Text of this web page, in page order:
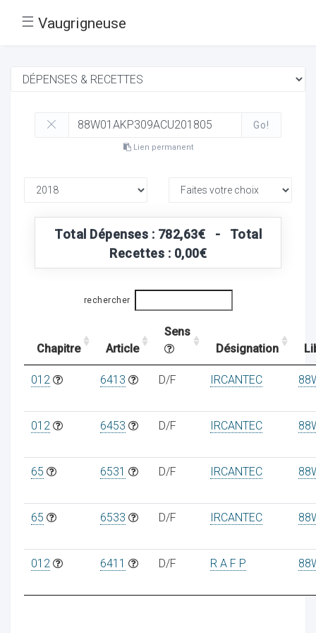
☰ Vaugrigneuse
Go!
Lien permanent
Total Dépenses : 782,63€ - Total
Recettes : 0,00€
rechercher
Chapitre Article
Sens
Désignation
012 6413 D/F IRCANTEC
012 6453 D/F IRCANTEC
65 6531 D/F IRCANTEC
65 6533 D/F IRCANTEC
012 6411 D/F R A F P